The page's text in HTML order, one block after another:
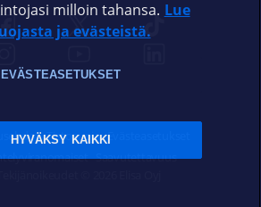
Tietosuoja Evästeasetukset
Saavutettavuus
milloin tahansa. Lue
ja evästeistä.
EVÄSTEASETUKSET
HYVÄKSY KAIKKI